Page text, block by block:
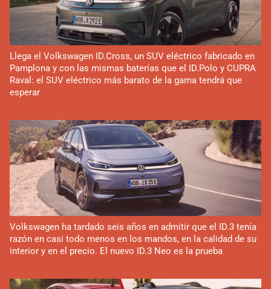
Llega el Volkswagen ID.Cross, un SUV eléctrico fabricado en
Pamplona y con las mismas baterías que el ID.Polo y CUPRA
Raval: el SUV eléctrico más barato de la gama tendrá que
esperar
Volkswagen ha tardado seis años en admitir que el ID.3 tenía
razón en casi todo menos en los mandos, en la calidad de su
interior y en el precio. El nuevo ID.3 Neo es la prueba